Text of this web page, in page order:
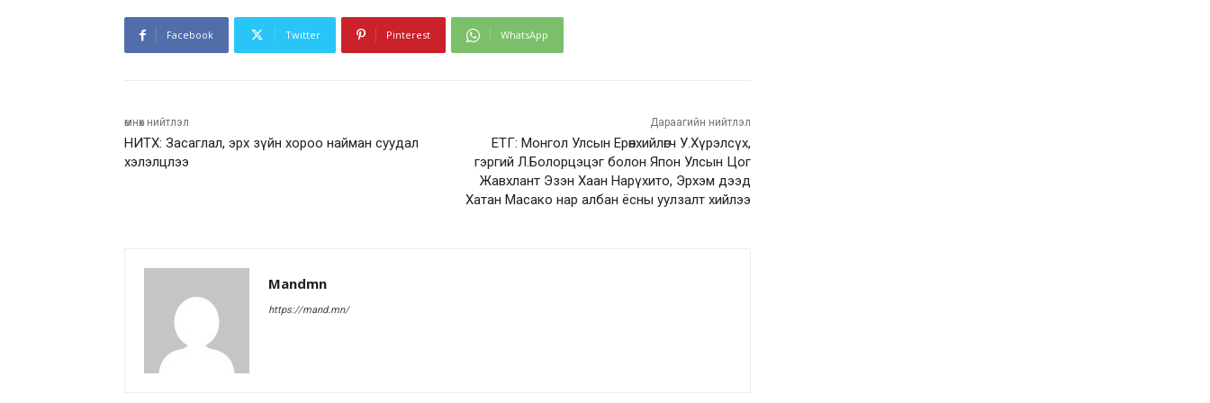
Facebook Twitter Pinterest WhatsApp
өмнөх нийтлэл
НИТХ: Засаглал, эрх зүйн хороо найман суудал
хэлэлцлээ
Дараагийн нийтлэл
ЕТГ: Монгол Улсын Ерөнхийлөгч У.Хүрэлсүх,
гэргий Л.Болорцэцэг болон Япон Улсын Цог
Жавхлант Эзэн Хаан Нарүхито, Эрхэм дээд
Хатан Масако нар албан ёсны уулзалт хийлээ
Mandmn
https://mand.mn/